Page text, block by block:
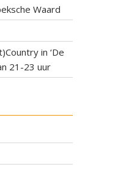
Waard
in ‘De
21-23 uur